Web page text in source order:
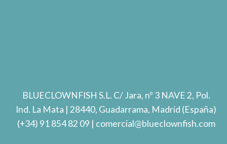
BLUECLOWNFISH S.L. C/ Jara, nº 3 NAVE 2, Pol.
Ind. La Mata | 28440, Guadarrama, Madrid (España)
(+34) 91 854 82 09 | comercial@blueclownfish.com